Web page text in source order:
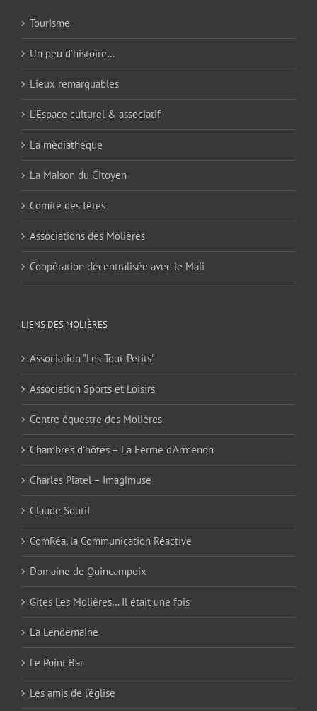
Tourisme
Un peu d’histoire…
Lieux remarquables
L’Espace culturel & associatif
La médiathèque
La Maison du Citoyen
Comité des fêtes
Associations des Molières
Coopération décentralisée avec le Mali
LIENS DES MOLIÈRES
Association "Les Tout-Petits"
Association Sports et Loisirs
Centre équestre des Molières
Chambres d'hôtes – La Ferme d'Armenon
Charles Platel – Imagimuse
Claude Soutif
ComRéa, la Communication Réactive
Domaine de Quincampoix
Gîtes Les Molières… Il était une fois
La Lendemaine
Le Point Bar
Les amis de l'église